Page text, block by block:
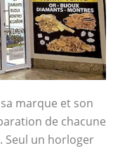
marque et son
de chacune
Seul un horloger